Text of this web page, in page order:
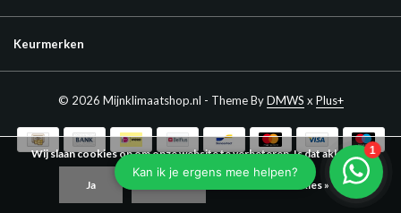
Keurmerken
© 2026 Mijnklimaatshop.nl - Theme ByDMWS x Plus+
Wij slaan cookies op om onze website te verbeteren. Is dat akkoord?
Ja Meer over cookies »